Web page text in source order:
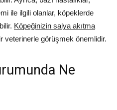
ile ilgili olanlar, köpeklerde
Köpeğinizin salya akıtma
veterinerle görüşmek önemlidir.
Ne